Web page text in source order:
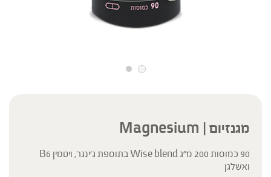
מגנזיום | Magnesium
90 כמוסות 200 מ”ג Wise blend בתוספת ג’ינגר, ויטמין B6
ואשלגן